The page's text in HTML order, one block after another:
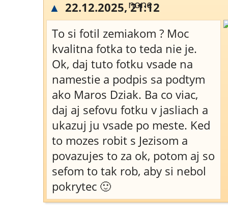
▲ 22.12.2025, 21:12
To si fotil zemiakom ? Moc
kvalitna fotka to teda nie je.
Ok, daj tuto fotku vsade na
namestie a podpis sa podtym
ako Maros Dziak. Ba co viac,
daj aj sefovu fotku v jasliach a
ukazuj ju vsade po meste. Ked
to mozes robit s Jezisom a
povazujes to za ok, potom aj so
sefom to tak rob, aby si nebol
pokrytec 🙂